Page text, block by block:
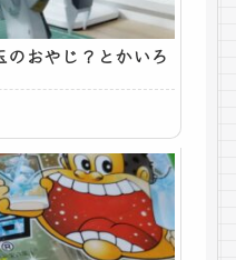
おやじ？とかいろ